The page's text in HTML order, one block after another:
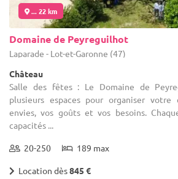
... 22 km
Domaine de Peyreguilhot
Laparade - Lot-et-Garonne (47)
Château
Salle des fêtes : Le Domaine de
plusieurs espaces pour organiser votre
envies, vos goûts et vos besoins.
capacités ...
20-250 189 max
Location dès845 €